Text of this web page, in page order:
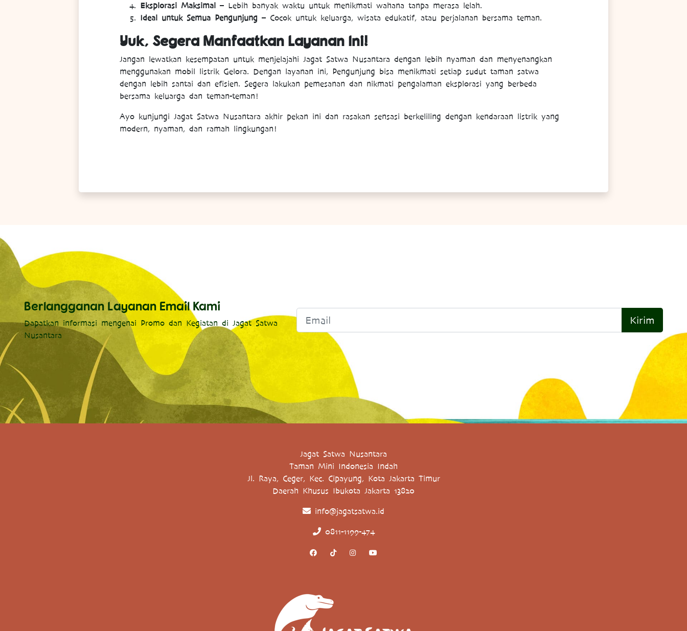
Eksplorasi Maksimal– Lebih banyak waktu untuk menikmati wahana tanpa merasa lelah.
Ideal untuk Semua Pengunjung – Cocok untuk keluarga, wisata edukatif, atau perjalanan bersama teman.
Yuk, Segera Manfaatkan Layanan Ini!
Jangan lewatkan kesempatan untuk menjelajahi Jagat Satwa Nusantara dengan lebih nyaman dan menyenangkan
menggunakan mobil listrik Gelora. Dengan layanan ini, Pengunjung bisa menikmati setiap sudut taman satwa
dengan lebih santai dan efisien. Segera lakukan pemesanan dan nikmati pengalaman eksplorasi yang berbeda
bersama keluarga dan teman-teman!
Ayo kunjungi Jagat Satwa Nusantara akhir pekan ini dan rasakan sensasi berkeliling dengan kendaraan listrik yang
modern, nyaman, dan ramah lingkungan!
Berlangganan Layanan Email Kami
Dapatkan informasi mengenai Promo dan Kegiatan di Jagat Satwa
Nusantara
Kirim
Jagat Satwa Nusantara
Taman Mini Indonesia Indah
Jl. Raya, Ceger, Kec. Cipayung, Kota Jakarta Timur
Daerah Khusus Ibukota Jakarta 13820
info@jagatsatwa.id
0811-1199-474